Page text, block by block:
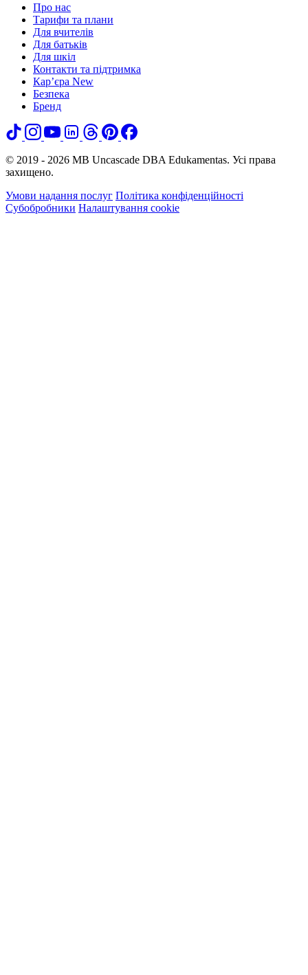
Про нас
Тарифи та плани
Для вчителів
Для батьків
Для шкіл
Контакти та підтримка
Кар’єра New
Безпека
Бренд
© 2019 - 2026 MB Uncascade DBA Edukamentas. Усі права
захищено.
Умови надання послуг Політика конфіденційності
Субобробники Налаштування cookie